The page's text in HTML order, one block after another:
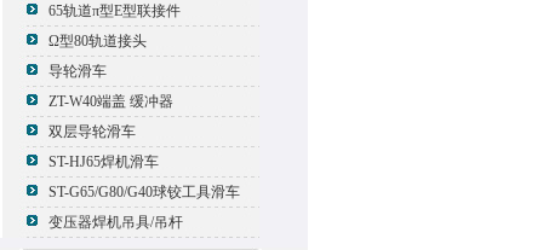
65轨道π型E型联接件
Ω型80轨道接头
导轮滑车
ZT-W40端盖 缓冲器
双层导轮滑车
ST-HJ65焊机滑车
ST-G65/G80/G40球铰工具滑车
变压器焊机吊具/吊杆